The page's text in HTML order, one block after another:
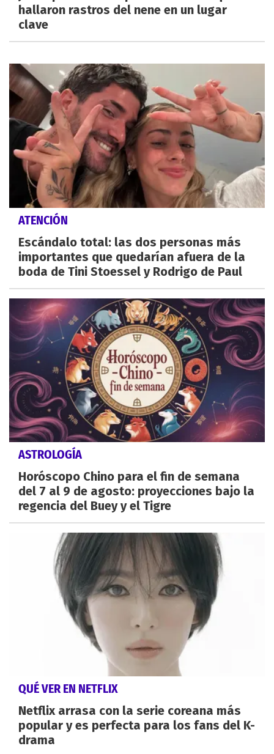
hallaron rastros del nene en un lugar
clave
ATENCIÓN
Escándalo total: las dos personas más
importantes que quedarían afuera de la
boda de Tini Stoessel y Rodrigo de Paul
ASTROLOGÍA
Horóscopo Chino para el fin de semana
del 7 al 9 de agosto: proyecciones bajo la
regencia del Buey y el Tigre
QUÉ VER EN NETFLIX
Netflix arrasa con la serie coreana más
popular y es perfecta para los fans del K-
drama